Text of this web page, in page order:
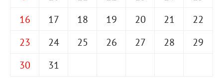
16
17 18 19 20 21
22
23
24 25 26 27 28
29
30
31